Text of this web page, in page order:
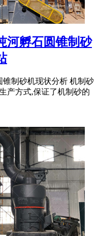
河孵石圆锥制砂
锥制砂机现状分析 机制砂
产方式,保证了机制砂的